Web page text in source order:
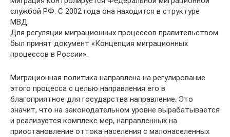
службой РФ. С 2002 года она находится в структуре
МВД.
Для регуляции миграционных процессов правительством
был принят документ «Концепция миграционных
процессов в России».
Миграционная политика направлена на регулирование
этого процесса с целью направления его в
благоприятное для государства направление. Это
значит, что на законодательном уровне вырабатывается
и реализуется комплекс мер, направленных на
приостановление оттока населения с малонаселенных